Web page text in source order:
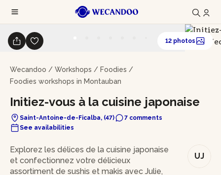
Wecandoo / Workshops / Foodies /
Foodies workshops in Montauban
Initiez-vous à la cuisine japonaise
Saint-Antoine-de-Ficalba, (47)
7 comments
See availabilities
12 photos
In brief
UJ
Explorez les délices de la cuisine japonaise
et confectionnez votre délicieux
assortiment de sushis et makis avec Julie,